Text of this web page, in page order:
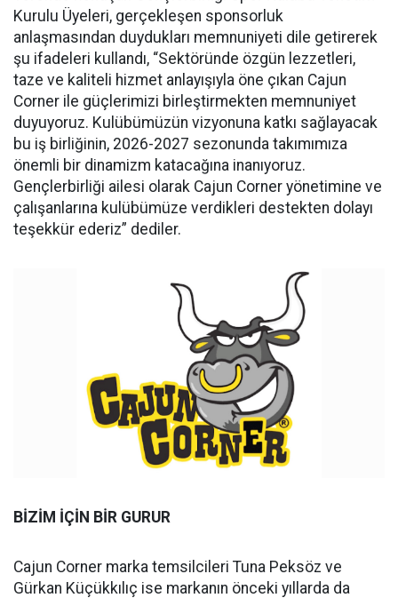
Kurulu Üyeleri, gerçekleşen sponsorluk
anlaşmasından duydukları memnuniyeti dile getirerek
şu ifadeleri kullandı, “Sektöründe özgün lezzetleri,
taze ve kaliteli hizmet anlayışıyla öne çıkan Cajun
Corner ile güçlerimizi birleştirmekten memnuniyet
duyuyoruz. Kulübümüzün vizyonuna katkı sağlayacak
bu iş birliğinin, 2026-2027 sezonunda takımımıza
önemli bir dinamizm katacağına inanıyoruz.
Gençlerbirliği ailesi olarak Cajun Corner yönetimine ve
çalışanlarına kulübümüze verdikleri destekten dolayı
teşekkür ederiz” dediler.
BİZİM İÇİN BİR GURUR
Cajun Corner marka temsilcileri Tuna Peksöz ve
Gürkan Küçükkılıç ise markanın önceki yıllarda da